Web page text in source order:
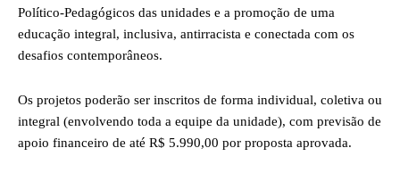
Político-Pedagógicos das unidades e a promoção de uma
educação integral, inclusiva, antirracista e conectada com os
desafios contemporâneos.
Os projetos poderão ser inscritos de forma individual, coletiva ou
integral (envolvendo toda a equipe da unidade), com previsão de
apoio financeiro de até R$ 5.990,00 por proposta aprovada.